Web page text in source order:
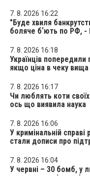
7. 8. 2026 16:22
"Буде хвиля
боляче бʼють по РФ, -
7. 8. 2026 16:18
Українців
якщо ціна в чеку вища
7. 8. 2026 16:17
Чи люблять коти
ось що виявила наука
7. 8. 2026 16:06
У кримінальній
стали дописи про
7. 8. 2026 16:04
У червні – 30 бомб, у